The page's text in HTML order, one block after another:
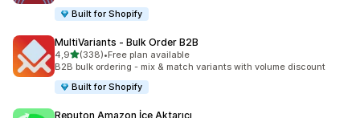
Built for Shopify
MultiVariants ‑ Bulk Order B2B
4,95 yıldız üzerinden
(338)
toplam 338 değerlendirme
•Free plan available
B2B bulk ordering - mix & match variants with volume discount
Built for Shopify
Reputon Amazon İçe Aktarıcı